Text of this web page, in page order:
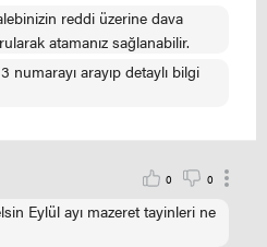
reddi üzerine dava
atamanız sağlanabilir.
numarayı arayıp detaylı bilgi
0 0
Eylül ayı mazeret tayinleri ne